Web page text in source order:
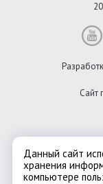
Сайт
Данный сайт
хранения
компьютере